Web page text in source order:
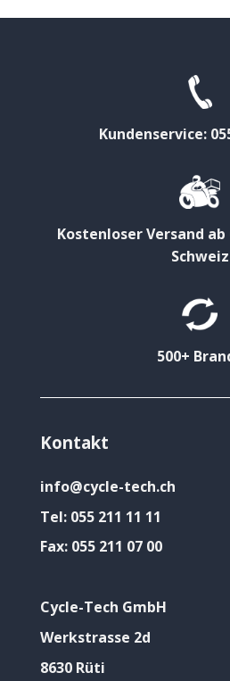
Kundenservice:
Kostenloser Versand ab
Schweiz
500+
Kontakt
info@cycle-tech.ch
Tel: 055 211 11 11
Fax: 055 211 07 00
Cycle-Tech GmbH
Werkstrasse 2d
8630 Rüti